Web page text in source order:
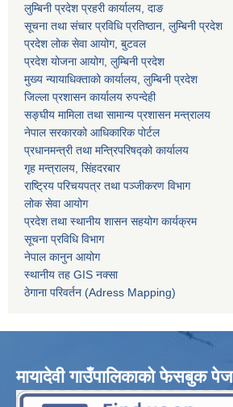
लुम्बिनी प्रदेश प्रहरी कार्यालय, दाङ
सूचना तथा संचार प्रविधि प्रतिष्ठान, लुम्बिनी प्रदेश
प्रदेश लोक सेवा आयोग, बुटवल
प्रदेश योजना आयोग, लुम्बिनी प्रदेश
मुख्य न्यायाधिक्ताको कार्यालय, लुम्बिनी प्रदेश
जिल्ला प्रशासन कार्यालय रुपन्देही
सङ्घीय मामिला तथा सामान्य प्रशासन मन्त्रालय
नेपाल सरकारको आधिकारिक पोर्टल
प्रधानमन्त्री तथा मन्त्रिपरिषद्को कार्यालय
गृह मन्त्रालय, सिंहदरबार
राष्ट्रिय परिचयपत्र तथा पञ्जीकरण विभाग
लोक सेवा आयोग
प्रदेश तथा स्थानीय शासन सहयोग कार्यक्रम
सूचना प्रविधि विभाग
नेपाल कानुन आयोग
स्थानीय तह GIS नक्सा
ठेगाना परिवर्तन (Adress Mapping)
मायादेवी गाउँपालिकाको फेसबुक पेज